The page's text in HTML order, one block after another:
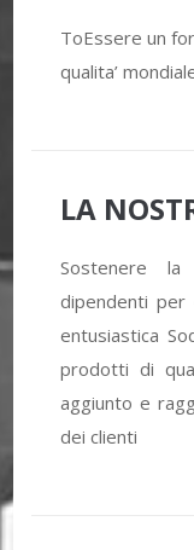
ToEssere un
qualita’
LA
Sostenere la
dipendenti per
entusiastica
prodotti di
aggiunto e
dei clienti